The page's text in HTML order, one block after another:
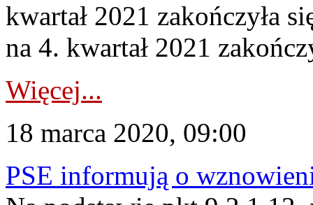
kwartał 2021 zakończyła
na 4. kwartał 2021
Więcej...
18 marca 2020, 09:00
PSE informują o